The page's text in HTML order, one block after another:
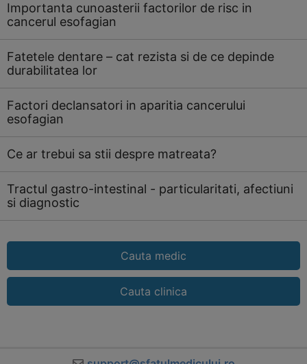
Importanta cunoasterii factorilor de risc in
cancerul esofagian
Fatetele dentare – cat rezista si de ce depinde
durabilitatea lor
Factori declansatori in aparitia cancerului
esofagian
Ce ar trebui sa stii despre matreata?
Tractul gastro-intestinal - particularitati, afectiuni
si diagnostic
Cauta medic
Cauta clinica